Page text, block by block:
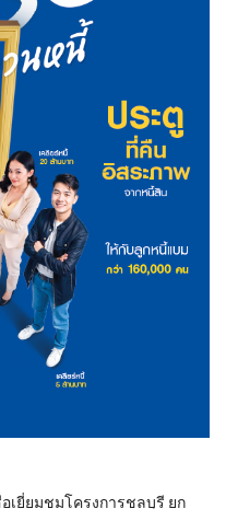
เยี่ยมชมโครงการชลบุรี ยก